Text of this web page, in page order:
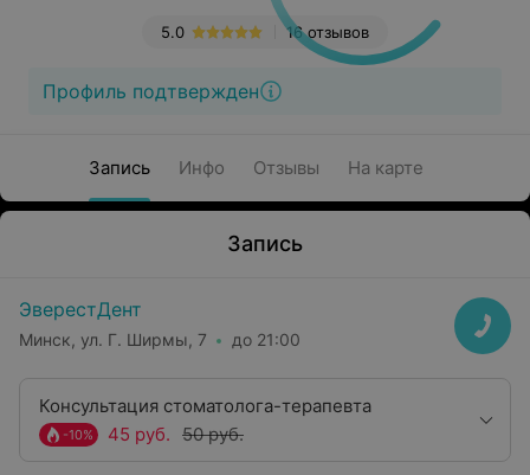
16 отзывов
5.0
Профиль подтвержден
Запись Инфо Отзывы На карте
Запись
ЭверестДент
Минск, ул. Г. Ширмы, 7 до 21:00
Консультация стоматолога-терапевта
-10% 45 руб. 50 руб.